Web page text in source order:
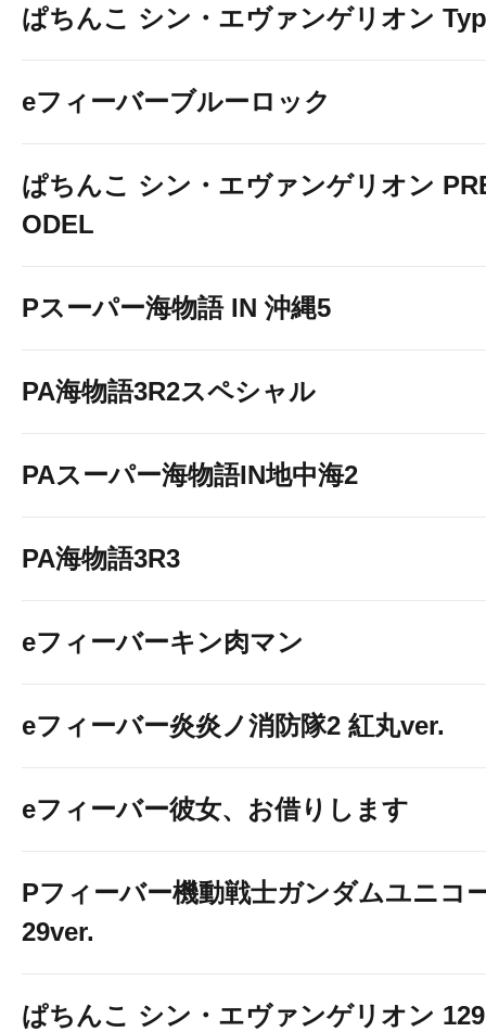
ぱちんこ シン・エヴァンゲリオン
eフィーバーブルーロック
ぱちんこ シン・エヴァンゲリオン
ODEL
Pスーパー海物語 IN 沖縄5
PA海物語3R2スペシャル
PAスーパー海物語IN地中海2
PA海物語3R3
eフィーバーキン肉マン
eフィーバー炎炎ノ消防隊2 紅丸ver.
eフィーバー彼女、お借りします
Pフィーバー機動戦士ガンダムユニコ
29ver.
ぱちんこ シン・エヴァンゲリオン